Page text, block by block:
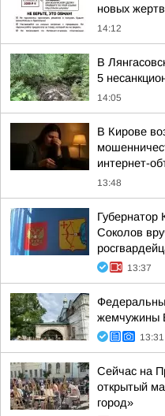
новых
14:12
В
5
14:05
В Кирове
интернет-
13:48
Губернатор
Соколов
13:37
жемчужины
13:31
Сейчас на
открытый
город»